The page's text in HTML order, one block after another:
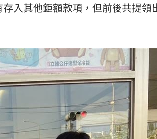
入其他鉅額款項，但前後共提領